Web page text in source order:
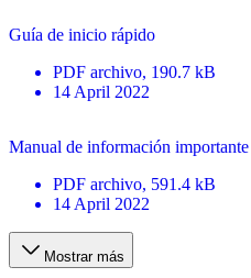
Guía de inicio rápido
PDF archivo, 190.7 kB
14 April 2022
Manual de información importante
PDF archivo, 591.4 kB
14 April 2022
Mostrar más